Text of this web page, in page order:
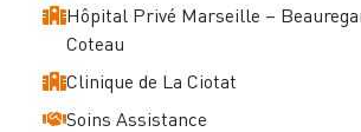
Hôpital Privé Marseille –
Coteau
Clinique de La Ciotat
Soins Assistance